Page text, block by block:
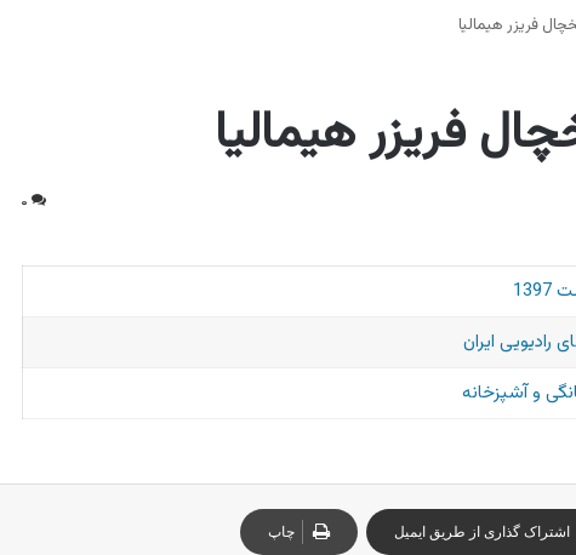
فریزر هیمالیا
فریزر هیمالیا
۰
رادیویی ایران
و آشپزخانه
اشتراک گذاری از طریق ایمیل چاپ